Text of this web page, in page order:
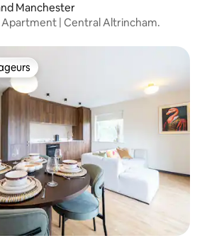
Manchester
Apartment | Central Altrincham.